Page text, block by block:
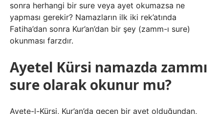
sonra herhangi bir sure veya ayet okumazsa ne
yapması gerekir? Namazların ilk iki rek’atında
Fatiha’dan sonra Kur’an’dan bir şey (zamm-ı sure)
okunması farzdır.
Ayetel Kürsi namazda zammı
sure olarak okunur mu?
Ayete-l-Kürsi, Kur’an’da geçen bir ayet olduğundan,